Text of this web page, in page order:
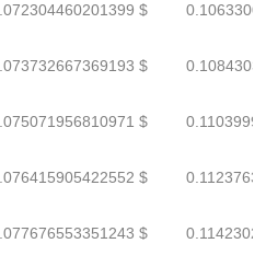
$
$
$
$
$